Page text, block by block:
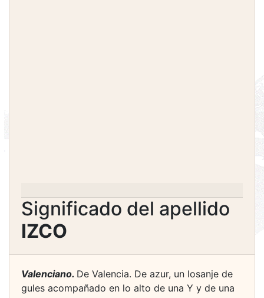
Significado del apellido
IZCO
Valenciano. De Valencia. De azur, un losanje de
gules acompañado en lo alto de una Y y de una